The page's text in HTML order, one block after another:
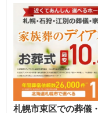
札幌市東区での葬儀